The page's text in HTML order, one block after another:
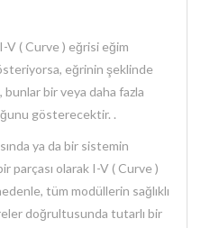
( Curve ) eğrisi eğim
eğrinin şeklinde
bir veya daha fazla
gösterecektir. .
ya da bir sistemin
parçası olarak I-V ( Curve )
tüm modüllerin sağlıklı
doğrultusunda tutarlı bir